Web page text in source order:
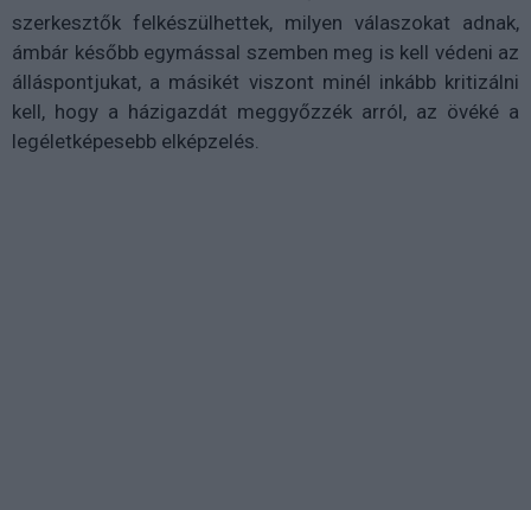
szerkesztők felkészülhettek, milyen válaszokat adnak,
ámbár később egymással szemben meg is kell védeni az
álláspontjukat, a másikét viszont minél inkább kritizálni
kell, hogy a házigazdát meggyőzzék arról, az övéké a
legéletképesebb elképzelés.